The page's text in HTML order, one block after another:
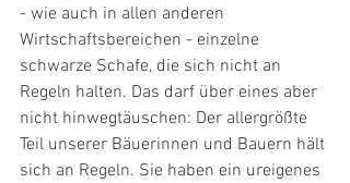
- wie auch in allen anderen
Wirtschaftsbereichen - einzelne
schwarze Schafe, die sich nicht an
Regeln halten. Das darf über eines aber
nicht hinwegtäuschen: Der allergrößte
Teil unserer Bäuerinnen und Bauern hält
sich an Regeln. Sie haben ein ureigenes